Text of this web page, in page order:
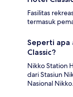
Fasilitas
termasuk
Seperti apa
Classic?
Nikko Station
dari Stasiun
Nasional Nikko.